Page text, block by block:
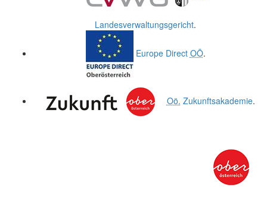
Landesverwaltungsgericht.
Europe Direct OÖ.
Oö. Zukunftsakademie.